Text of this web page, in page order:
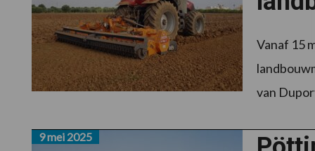
Vanaf 15
van
9 mei 2025